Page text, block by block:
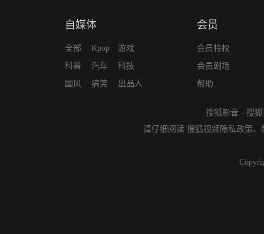
自媒体
全部
科普
国风
Kpop
汽车
搞笑
游戏
科技
出品人
会员
会员特权
会员剧场
帮助
搜狐影音 - 搜
请仔细阅读 搜狐视频隐私政策、